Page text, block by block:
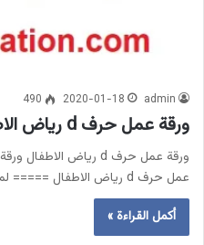
admin
2020-01-18
490
ورقة عمل حرف d رياض الاطفال
عمل حرف d رياض الاطفال ===== لمشاهدة و تحميل…
أكمل القراءة »